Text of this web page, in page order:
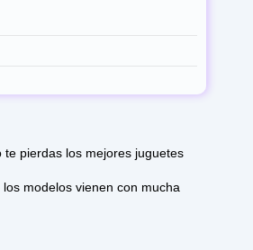
pierdas los mejores juguetes